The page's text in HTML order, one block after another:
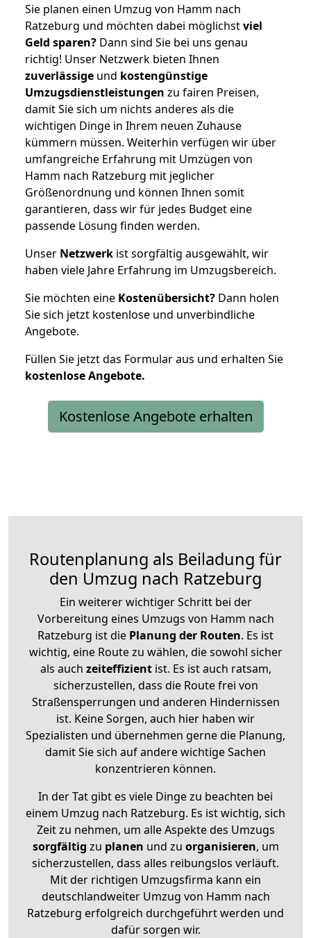
Sie planen einen Umzug von Hamm nach
Ratzeburg und möchten dabei möglichstviel
Geld sparen? Dann sind Sie bei uns genau
richtig! Unser Netzwerk bieten Ihnen
zuverlässige und kostengünstige
Umzugsdienstleistungen zu fairen Preisen,
damit Sie sich um nichts anderes als die
wichtigen Dinge in Ihrem neuen Zuhause
kümmern müssen. Weiterhin verfügen wir über
umfangreiche Erfahrung mit Umzügen von
Hamm nach Ratzeburg mit jeglicher
Größenordnung und können Ihnen somit
garantieren, dass wir für jedes Budget eine
passende Lösung finden werden.
Unser Netzwerk ist sorgfältig ausgewählt, wir
haben viele Jahre Erfahrung im Umzugsbereich.
Sie möchten eine Kostenübersicht? Dann holen
Sie sich jetzt kostenlose und unverbindliche
Angebote.
Füllen Sie jetzt das Formular aus und erhalten Sie
kostenloseAngebote.
Kostenlose Angebote erhalten
Routenplanung als Beiladung für
den Umzug nach Ratzeburg
Ein weiterer wichtiger Schritt bei der
Vorbereitung eines Umzugs von Hamm nach
Ratzeburg ist die Planung der Routen. Es ist
wichtig, eine Route zu wählen, die sowohl sicher
als auch zeiteffizientist. Es ist auch ratsam,
sicherzustellen, dass die Route frei von
Straßensperrungen und anderen Hindernissen
ist. Keine Sorgen, auch hier haben wir
Spezialisten und übernehmen gerne die Planung,
damit Sie sich auf andere wichtige Sachen
konzentrieren können.
In der Tat gibt es viele Dinge zu beachten bei
einem Umzug nach Ratzeburg. Es ist wichtig, sich
Zeit zu nehmen, um alle Aspekte des Umzugs
sorgfältig zu planen und zu organisieren, um
sicherzustellen, dass alles reibungslos verläuft.
Mit der richtigen Umzugsfirma kann ein
deutschlandweiter Umzug von Hamm nach
Ratzeburg erfolgreich durchgeführt werden und
dafür sorgen wir.